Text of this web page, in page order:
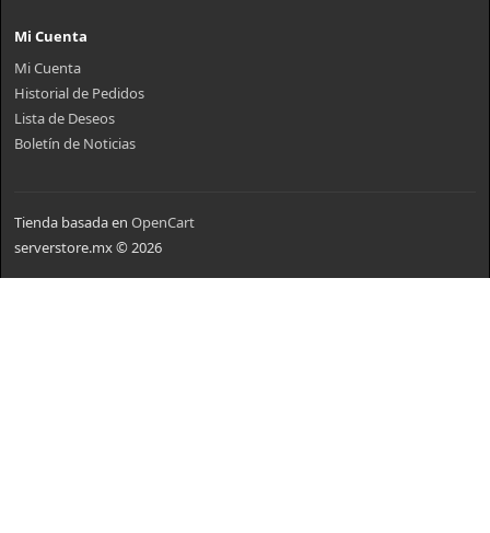
Mi Cuenta
Mi Cuenta
Historial de Pedidos
Lista de Deseos
Boletín de Noticias
Tienda basada en OpenCart
serverstore.mx © 2026